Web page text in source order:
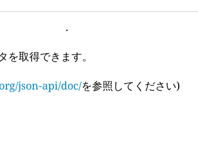
.
取得できます。
json-api/doc/を参照してください)